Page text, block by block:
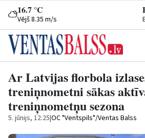
16.7 °C
Vējš 8.35 m/s
Ar Latvijas florbola
treniņnometni sākas
treniņnometņu sezona
5. jūnijs, 12:25|OC "Ventspils"/Ventas Balss